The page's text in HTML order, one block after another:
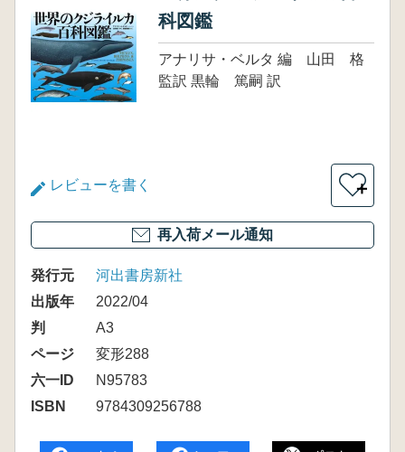
科図鑑
アナリサ・ベルタ 編 山田 格
監訳 黒輪 篤嗣 訳
レビューを書く ＋
再入荷メール通知
発行元
河出書房新社
出版年
2022/04
判
A3
ページ
変形288
六一ID
N95783
ISBN
9784309256788